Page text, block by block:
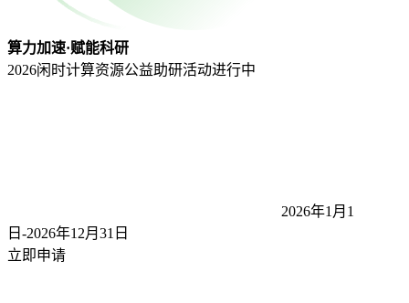
算力加速·赋能科研
2026闲时计算资源公益助研活动进行中
2026年1月1
日-2026年12月31 日
立即申请